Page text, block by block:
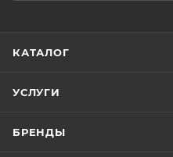
КАТАЛОГ
УСЛУГИ
БРЕНДЫ